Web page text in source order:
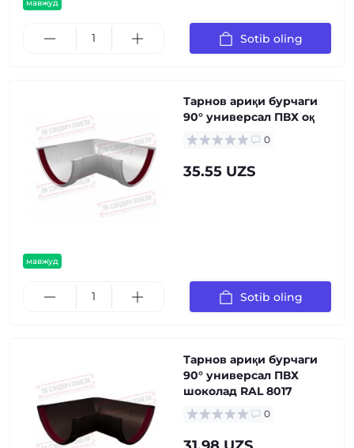
мавжуд
Sotib oling
мавжуд
Тарнов ариқи бурчаги
90° универсал ПВХ оқ
0
35.55 UZS
Sotib oling
Тарнов ариқи бурчаги
90° универсал ПВХ
шоколад RAL 8017
0